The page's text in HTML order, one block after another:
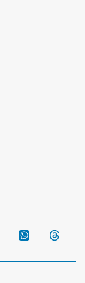
Telegram WhatsApp